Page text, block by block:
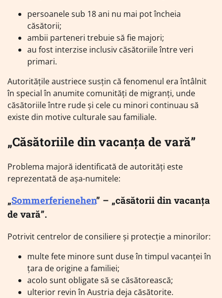
persoanele sub 18 ani nu mai pot încheia
căsătorii;
ambii parteneri trebuie să fie majori;
au fost interzise inclusiv căsătoriile între veri
primari.
Autoritățile austriece susțin că fenomenul era întâlnit
în special în anumite comunități de migranți, unde
căsătoriile între rude și cele cu minori continuau să
existe din motive culturale sau familiale.
„Căsătoriile din vacanța de vară”
Problema majoră identificată de autorități este
reprezentată de așa-numitele:
„Sommerferienehen” – „căsătorii din vacanța
de vară”.
Potrivit centrelor de consiliere și protecție a minorilor:
multe fete minore sunt duse în timpul vacanței în
țara de origine a familiei;
acolo sunt obligate să se căsătorească;
ulterior revin în Austria deja căsătorite.